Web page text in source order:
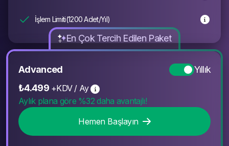
İşlem Limiti(1200 Adet/Yıl)
En Çok Tercih Edilen Paket
Advanced
Yıllık
₺4.499+KDV / Ay
Aylık plana göre %32 daha avantajlı!
Hemen Başlayın